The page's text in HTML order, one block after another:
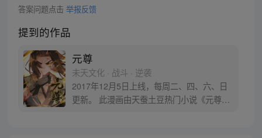
答案问题点击 举报反馈
提到的作品
元尊
未天文化 · 战斗 · 逆袭
2017年12月5日上线，每周二、四、六、日
更新。 此漫画由天蚕土豆热门小说《元尊》